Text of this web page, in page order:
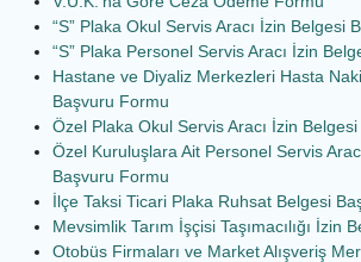
“S” Plaka Okul Servis Aracı İzin Belgesi
“S” Plaka Personel Servis Aracı İzin
Hastane ve Diyaliz Merkezleri Hasta
Başvuru Formu
Özel Plaka Okul Servis Aracı İzin
Özel Kuruluşlara Ait Personel Servis
Başvuru Formu
İlçe Taksi Ticari Plaka Ruhsat Belgesi
Mevsimlik Tarım İşçisi Taşımacılığı İzin
Otobüs Firmaları ve Market Alışveriş